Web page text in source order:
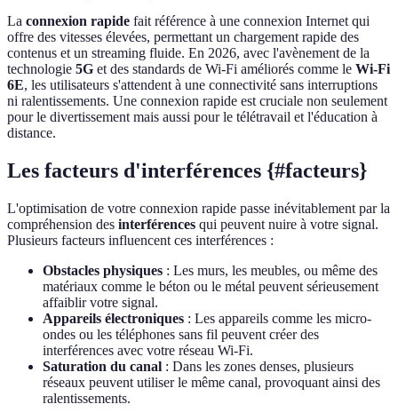
La connexion rapide fait référence à une connexion Internet qui
offre des vitesses élevées, permettant un chargement rapide des
contenus et un streaming fluide. En 2026, avec l'avènement de la
technologie 5G et des standards de Wi-Fi améliorés comme le Wi-Fi
6E, les utilisateurs s'attendent à une connectivité sans interruptions
ni ralentissements. Une connexion rapide est cruciale non seulement
pour le divertissement mais aussi pour le télétravail et l'éducation à
distance.
Les facteurs d'interférences {#facteurs}
L'optimisation de votre connexion rapide passe inévitablement par la
compréhension des interférences qui peuvent nuire à votre signal.
Plusieurs facteurs influencent ces interférences :
Obstacles physiques : Les murs, les meubles, ou même des
matériaux comme le béton ou le métal peuvent sérieusement
affaiblir votre signal.
Appareils électroniques : Les appareils comme les micro-
ondes ou les téléphones sans fil peuvent créer des
interférences avec votre réseau Wi-Fi.
Saturation du canal : Dans les zones denses, plusieurs
réseaux peuvent utiliser le même canal, provoquant ainsi des
ralentissements.